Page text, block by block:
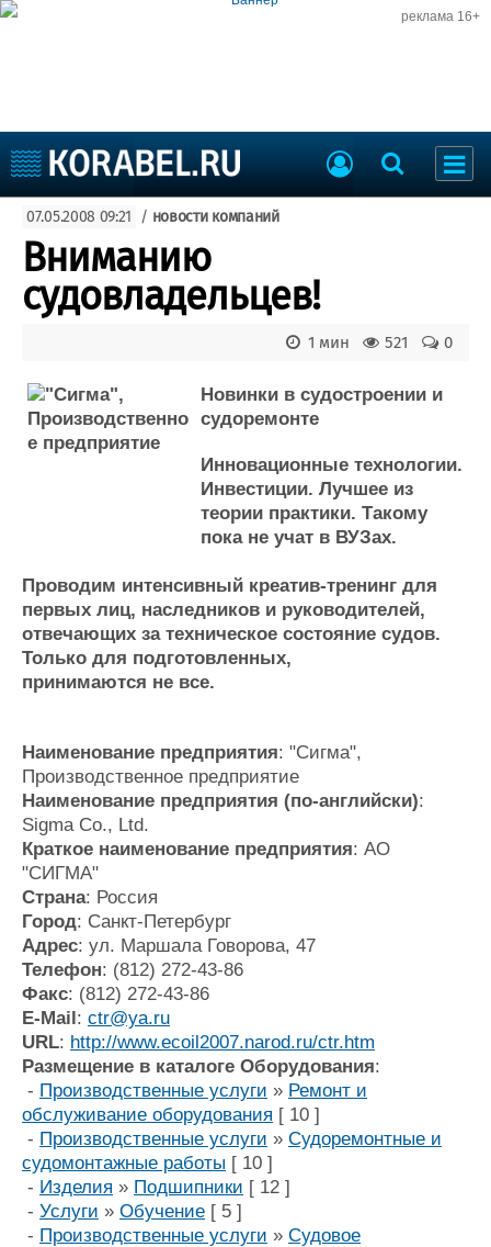
реклама 16+
Судоходство
Судоремонт
События
Порты
Рыболовство
Еще
Судостроение
Крюинг
Журнал
Реклама
Доска объявлений
Продажа флота
Оборудование
Изделия
Услуги
Выставки и семинары
Личности
Словарь
Галерея флота
Форум
Отзывы
07.05.2008 09:21 / новости компаний
Вниманию
судовладельцев!
0
521
1 мин
Новинки в судостроении и
судоремонте
Инновационные технологии.
Инвестиции. Лучшее из
теории практики. Такому
пока не учат в ВУЗах.
Проводим интенсивный креатив-тренинг для
первых лиц, наследников и руководителей,
отвечающих за техническое состояние судов.
Только для подготовленных,
принимаются не все.
Наименование предприятия: "Сигма",
Производственное предприятие
Наименование предприятия (по-английски):
Sigma Co., Ltd.
Краткое наименование предприятия: АО
"СИГМА"
Страна: Россия
Город: Санкт-Петербург
Адрес: ул. Маршала Говорова, 47
Телефон: (812) 272-43-86
Факс: (812) 272-43-86
E-Mail: ctr@ya.ru
URL: http://www.ecoil2007.narod.ru/ctr.htm
Размещение в каталоге Оборудования:
- Производственные услуги » Ремонт и
обслуживание оборудования [ 10 ]
- Производственные услуги » Судоремонтные и
судомонтажные работы [ 10 ]
- Изделия » Подшипники [ 12 ]
- Услуги » Обучение [ 5 ]
- Производственные услуги » Судовое